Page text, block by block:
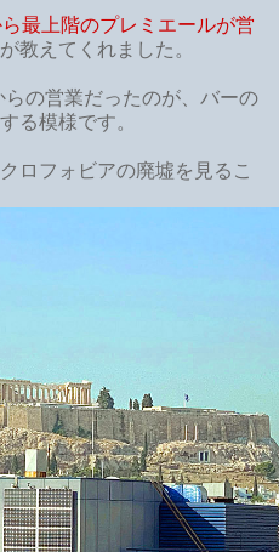
ら最上階のプレミエールが営
教えてくれました。
の営業だったのが、バーの
る模様です。
ロフォビアの廃墟を見るこ